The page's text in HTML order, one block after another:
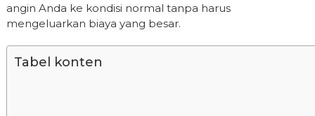
angin Anda ke kondisi normal tanpa harus
mengeluarkan biaya yang besar.
Tabel konten